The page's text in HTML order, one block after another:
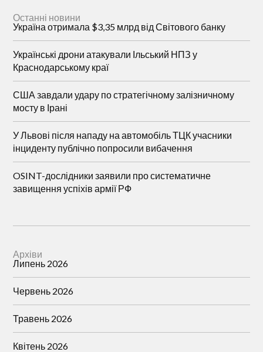
Останні новини
Україна отримала $3,35 млрд від Світового банку
Українські дрони атакували Ільський НПЗ у
Краснодарському краї
США завдали удару по стратегічному залізничному
мосту в Ірані
У Львові після нападу на автомобіль ТЦК учасники
інциденту публічно попросили вибачення
OSINT-дослідники заявили про систематичне
завищення успіхів армії РФ
Архіви
Липень 2026
Червень 2026
Травень 2026
Квітень 2026